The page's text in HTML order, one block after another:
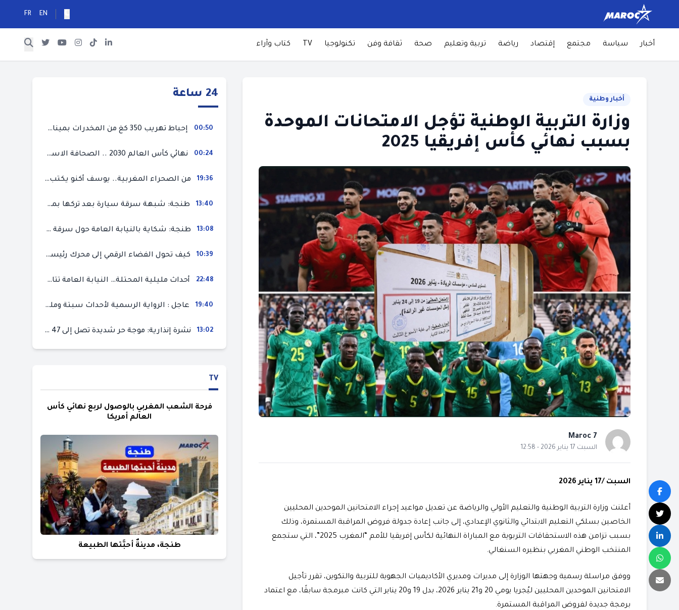
EN
FR
أخبار سياسة مجتمع إقتصاد رياضة تربية وتعليم صحة ثقافة وفن تكنولوجيا TV كتاب وآراء
أخبار وطنية
وزارة التربية الوطنية تؤجل الامتحانات الموحدة
بسبب نهائي كأس إفريقيا 2025
Maroc 7
السبت 17 يناير 2026 - 12:58
السبت /17 يناير 2026
أعلنت وزارة التربية الوطنية والتعليم الأولي والرياضة عن تعديل مواعيد إجراء الامتحانين الموحدين المحليين
الخاصين بسلكي التعليم الابتدائي والثانوي الإعدادي، إلى جانب إعادة جدولة فروض المراقبة المستمرة، وذلك
بسبب تزامن هذه الاستحقاقات التربوية مع المباراة النهائية لكأس إفريقيا للأمم “المغرب 2025”، التي ستجمع
المنتخب الوطني المغربي بنظيره السنغالي.
ووفق مراسلة رسمية وجهتها الوزارة إلى مديرات ومديري الأكاديميات الجهوية للتربية والتكوين، تقرر تأجيل
الامتحانين الموحدين المحليين ليُجريا يومي 20 و21 يناير 2026، بدل 19 و20 يناير التي كانت مبرمجة سابقًا، مع اعتماد
برمجة جديدة لفروض المراقبة المستمرة.
24 ساعة
00:50 إحباط تهريب 350 كغ من المخدرات بميناء طنجة المتوسط
00:24 نهائي كأس العالم 2030 .. الصحافة الاسبانية قلقة من حسم الملف لصالح المغرب و”تتهم رئيس الفيفا”
19:36 من الصحراء المغربية.. يوسف أكنو يكتب عن أزمة سبتة المحتلة ويؤكد ان الهجرة السرية ليست حلا وبناء الوطن هو الخيار الأفضل
13:40 طنجة: شبهة سرقة سيارة بعد تركها بمحل ميكانيك للإصلاح
13:08 طنجة: شكاية بالنيابة العامة حول سرقة سيارة تركها صاحبها بمحل ميكانيك للإصلاح
10:39 كيف تحول الفضاء الرقمي إلى محرك رئيسي لأحداث الهجرة في سبتة؟
22:48 أحداث مليلية المحتلة… النيابة العامة تتابع 50 متورطا في محاولة اقتحام السياح الحدودي بتهم ثقيلة
19:40 عاجل : الرواية الرسمية لأحداث سبتة ومليلية المحتلتين (وزارة الداخلية)
13:02 نشرة إنذارية: موجة حر شديدة تصل إلى 47 درجة بمختلف مناطق المغرب
TV
فرحة الشعب المغربي بالوصول لربع نهائي كأس
العالم أمريكا
طنجة، مدينةٌ أحبَّتها الطبيعة